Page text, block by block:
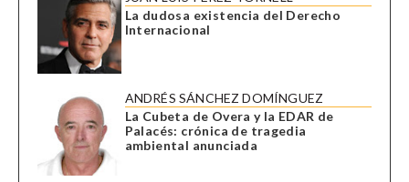
La dudosa existencia del Derecho
Internacional
ANDRÉS SÁNCHEZ DOMÍNGUEZ
La Cubeta de Overa y la EDAR de
Palacés: crónica de tragedia
ambiental anunciada